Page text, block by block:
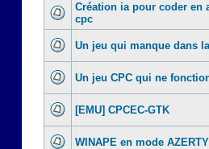
Création ia pour coder en
cpc
Un jeu qui manque dans
Un jeu CPC qui ne
[EMU] CPCEC-GTK
WINAPE en mode AZERTY